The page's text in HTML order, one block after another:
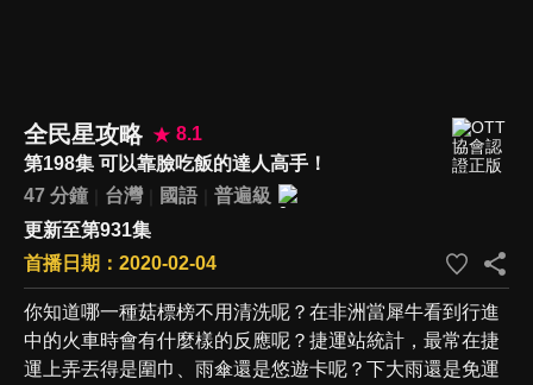
全民星攻略
8.1
第198集 可以靠臉吃飯的達人高手！
47 分鐘
台灣 國語
普遍級
更新至第931集
首播日期：2020-02-04
你知道哪一種菇標榜不用清洗呢？在非洲當犀牛看到行進
中的火車時會有什麼樣的反應呢？捷運站統計，最常在捷
運上弄丟得是圍巾、雨傘還是悠遊卡呢？下大雨還是免運